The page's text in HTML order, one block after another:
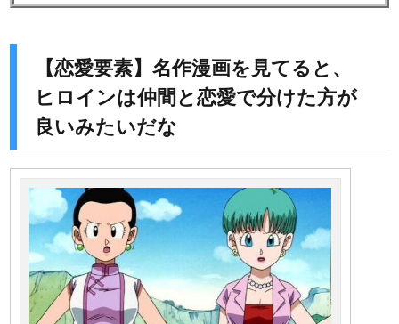
【恋愛要素】名作漫画を見てると、
ヒロインは仲間と恋愛で分けた方が
良いみたいだな